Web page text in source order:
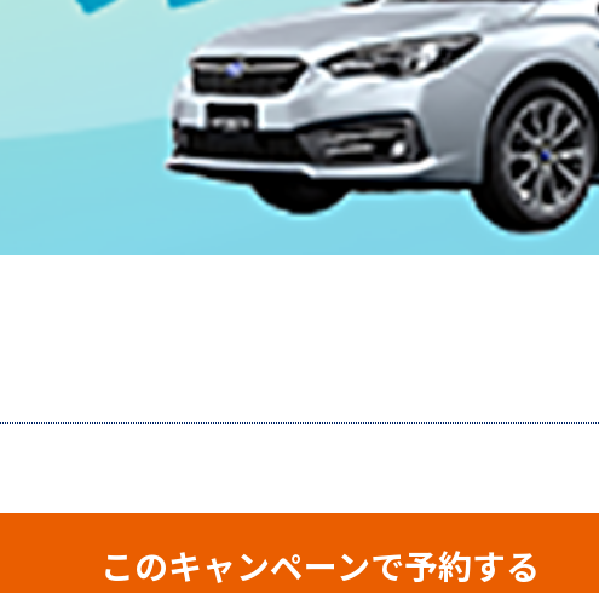
このキャンペーンで予約する